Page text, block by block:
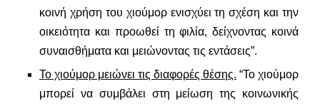
κοινή χρήση του χιούμορ ενισχύει τη σχέση και την
οικειότητα και προωθεί τη φιλία, δείχνοντας κοινά
συναισθήματα και μειώνοντας τις εντάσεις”.
Το χιούμορ μειώνει τις διαφορές θέσης. “Το χιούμορ
μπορεί να συμβάλει στη μείωση της κοινωνικής